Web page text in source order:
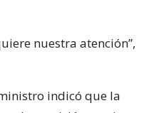
nuestra atención”,
indicó que la